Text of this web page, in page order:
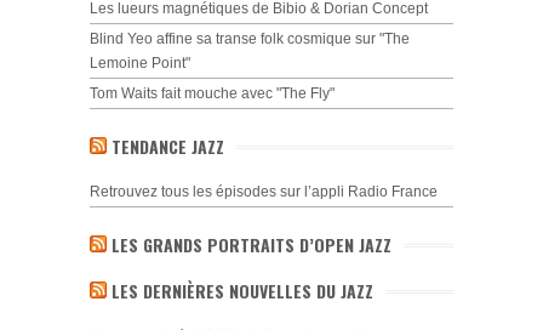
Les lueurs magnétiques de Bibio & Dorian Concept
Blind Yeo affine sa transe folk cosmique sur "The
Lemoine Point"
Tom Waits fait mouche avec "The Fly"
TENDANCE JAZZ
Retrouvez tous les épisodes sur l’appli Radio France
LES GRANDS PORTRAITS D’OPEN JAZZ
LES DERNIÈRES NOUVELLES DU JAZZ